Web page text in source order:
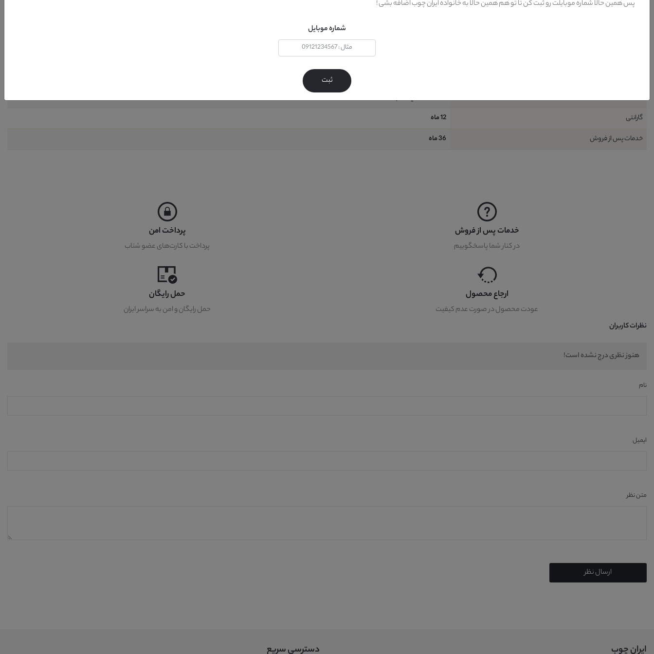
گارانتی
12 ماه
خدمات پس از فروش
36 ماه
خدمات پس از فروش
در کنار شما پاسخگوییم
پرداخت امن
پرداخت با کارت‌های عضو شتاب
ارجاع محصول
عودت محصول در صورت عدم کیفیت
حمل رایگان
حمل رایگان و امن به سراسر ایران
نظرات کاربران
هنوز نظری درج نشده است!
نام
ایمیل
متن نظر
ارسال نظر
ایران چوب دسترسی سریع
پس همین حالا شماره موبایلت رو ثبت کن تا تو هم همین حالا به خانواده ایران چوب اضافه بشی !
شماره موبایل
ثبت